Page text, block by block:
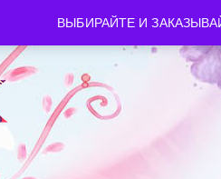
ВЫБИРАЙТЕ И
+7 903 544 11 18 г. Москва Время